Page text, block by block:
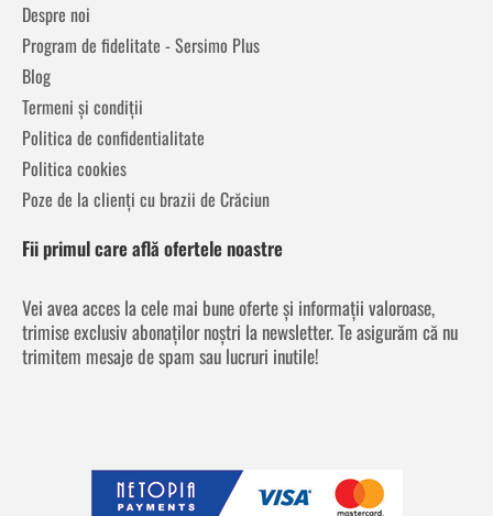
Despre noi
Program de fidelitate - Sersimo Plus
Blog
Termeni și condiții
Politica de confidentialitate
Politica cookies
Poze de la clienți cu brazii de Crăciun
Fii primul care află ofertele noastre
Vei avea acces la cele mai bune oferte și informații valoroase,
trimise exclusiv abonaților noștri la newsletter. Te asigurăm că nu
trimitem mesaje de spam sau lucruri inutile!